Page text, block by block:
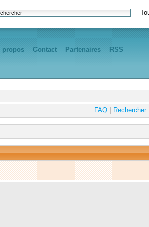
propos Contact Partenaires RSS
FAQ| Rechercher|